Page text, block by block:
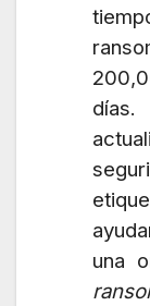
días.
una